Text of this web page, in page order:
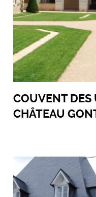
COUVENT DES
CHÂTEAU